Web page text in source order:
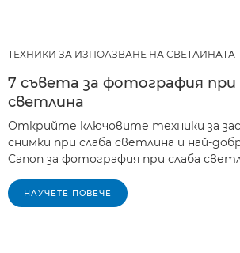
ТЕХНИКИ ЗА ИЗПОЛЗВАНЕ НА СВЕТЛИНАТА
7 съвета за фотография при
светлина
Открийте ключовите техники за
снимки при слаба светлина и най-
Canon за фотография при слаба
НАУЧЕТЕ ПОВЕЧЕ